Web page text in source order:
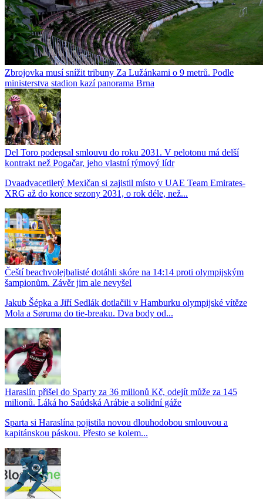
Zbrojovka musí snížit tribuny Za Lužánkami o 9 metrů. Podle
ministerstva stadion kazí panorama Brna
Del Toro podepsal smlouvu do roku 2031. V pelotonu má delší
kontrakt než Pogačar, jeho vlastní týmový lídr
Dvaadvacetiletý Mexičan si zajistil místo v UAE Team Emirates-
XRG až do konce sezony 2031, o rok déle, než...
Čeští beachvolejbalisté dotáhli skóre na 14:14 proti olympijským
šampionům. Závěr jim ale nevyšel
Jakub Šépka a Jiří Sedlák dotlačili v Hamburku olympijské vítěze
Mola a Søruma do tie-breaku. Dva body od...
Haraslín přišel do Sparty za 36 milionů Kč, odejít může za 145
milionů. Láká ho Saúdská Arábie a solidní gáže
Sparta si Haraslína pojistila novou dlouhodobou smlouvou a
kapitánskou páskou. Přesto se kolem...